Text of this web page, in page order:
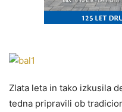
Zlata leta in tako izkusila
tedna pripravili ob